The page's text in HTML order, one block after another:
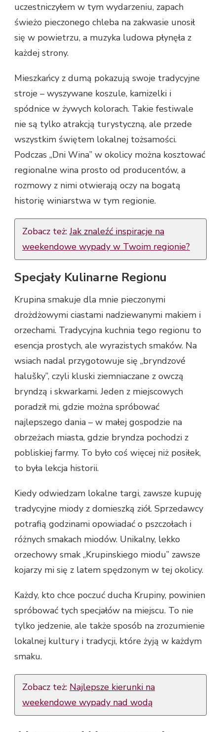
uczestniczyłem w tym wydarzeniu, zapach
świeżo pieczonego chleba na zakwasie unosił
się w powietrzu, a muzyka ludowa płynęła z
każdej strony.
Mieszkańcy z dumą pokazują swoje tradycyjne
stroje – wyszywane koszule, kamizelki i
spódnice w żywych kolorach. Takie festiwale
nie są tylko atrakcją turystyczną, ale przede
wszystkim świętem lokalnej tożsamości.
Podczas „Dni Wina” w okolicy można kosztować
regionalne wina prosto od producentów, a
rozmowy z nimi otwierają oczy na bogatą
historię winiarstwa w tym regionie.
Zobacz też:Jak znaleźć inspiracje na
weekendowe wypady w Twoim regionie?
Specjały Kulinarne Regionu
Krupina smakuje dla mnie pieczonymi
drożdżowymi ciastami nadziewanymi makiem i
orzechami. Tradycyjna kuchnia tego regionu to
esencja prostych, ale wyrazistych smaków. Na
wsiach nadal przygotowuje się „bryndzové
halušky”, czyli kluski ziemniaczane z owczą
bryndzą i skwarkami. Jeden z miejscowych
poradził mi, gdzie można spróbować
najlepszego dania – w małej gospodzie na
obrzeżach miasta, gdzie bryndza pochodzi z
pobliskiej farmy. To było coś więcej niż posiłek,
to była lekcja historii.
Kiedy odwiedzam lokalne targi, zawsze kupuję
tradycyjne miody z domieszką ziół. Sprzedawcy
potrafią godzinami opowiadać o pszczołach i
różnych smakach miodów. Unikalny, lekko
orzechowy smak „Krupinskiego miodu” zawsze
kojarzy mi się z latem spędzonym w tej okolicy.
Każdy, kto chce poczuć ducha Krupiny, powinien
spróbować tych specjałów na miejscu. To nie
tylko jedzenie, ale także sposób na zrozumienie
lokalnej kultury i tradycji, które żyją w każdym
smaku.
Zobacz też: Najlepsze kierunki na
weekendowe wypady nad wodą